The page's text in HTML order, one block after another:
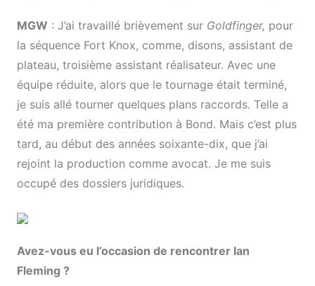
MGW : J’ai travaillé brièvement sur Goldfinger, pour
la séquence Fort Knox, comme, disons, assistant de
plateau, troisième assistant réalisateur. Avec une
équipe réduite, alors que le tournage était terminé,
je suis allé tourner quelques plans raccords. Telle a
été ma première contribution à Bond. Mais c’est plus
tard, au début des années soixante-dix, que j’ai
rejoint la production comme avocat. Je me suis
occupé des dossiers juridiques.
Avez-vous eu l’occasion de rencontrer Ian
Fleming ?